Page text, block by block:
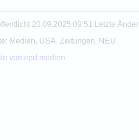
20.09.2025 09:51 Letzte
Medien, USA, Zeitungen, NEU
von epd medien